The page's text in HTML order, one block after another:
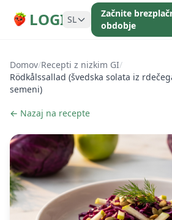
LOGI SL
Začnite
obdobje
Domov/Recepti z nizkim GI/
Rödkålssallad (švedska solata iz
semeni)
← Nazaj na recepte